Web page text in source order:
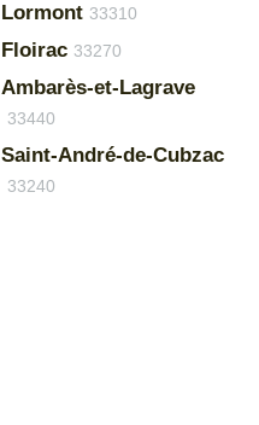
Lormont 33310
Floirac 33270
Ambarès-et-Lagrave
33440
Saint-André-de-Cubzac
33240